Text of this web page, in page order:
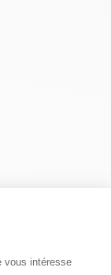
vous intéresse